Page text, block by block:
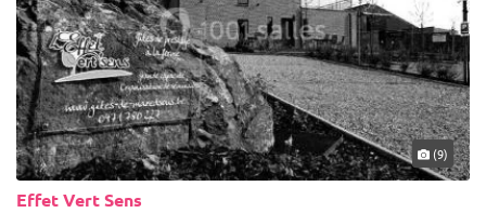
(9)
Effet Vert Sens